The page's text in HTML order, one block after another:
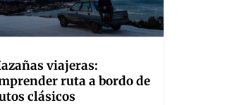
viajeras:
ruta a bordo de
clásicos